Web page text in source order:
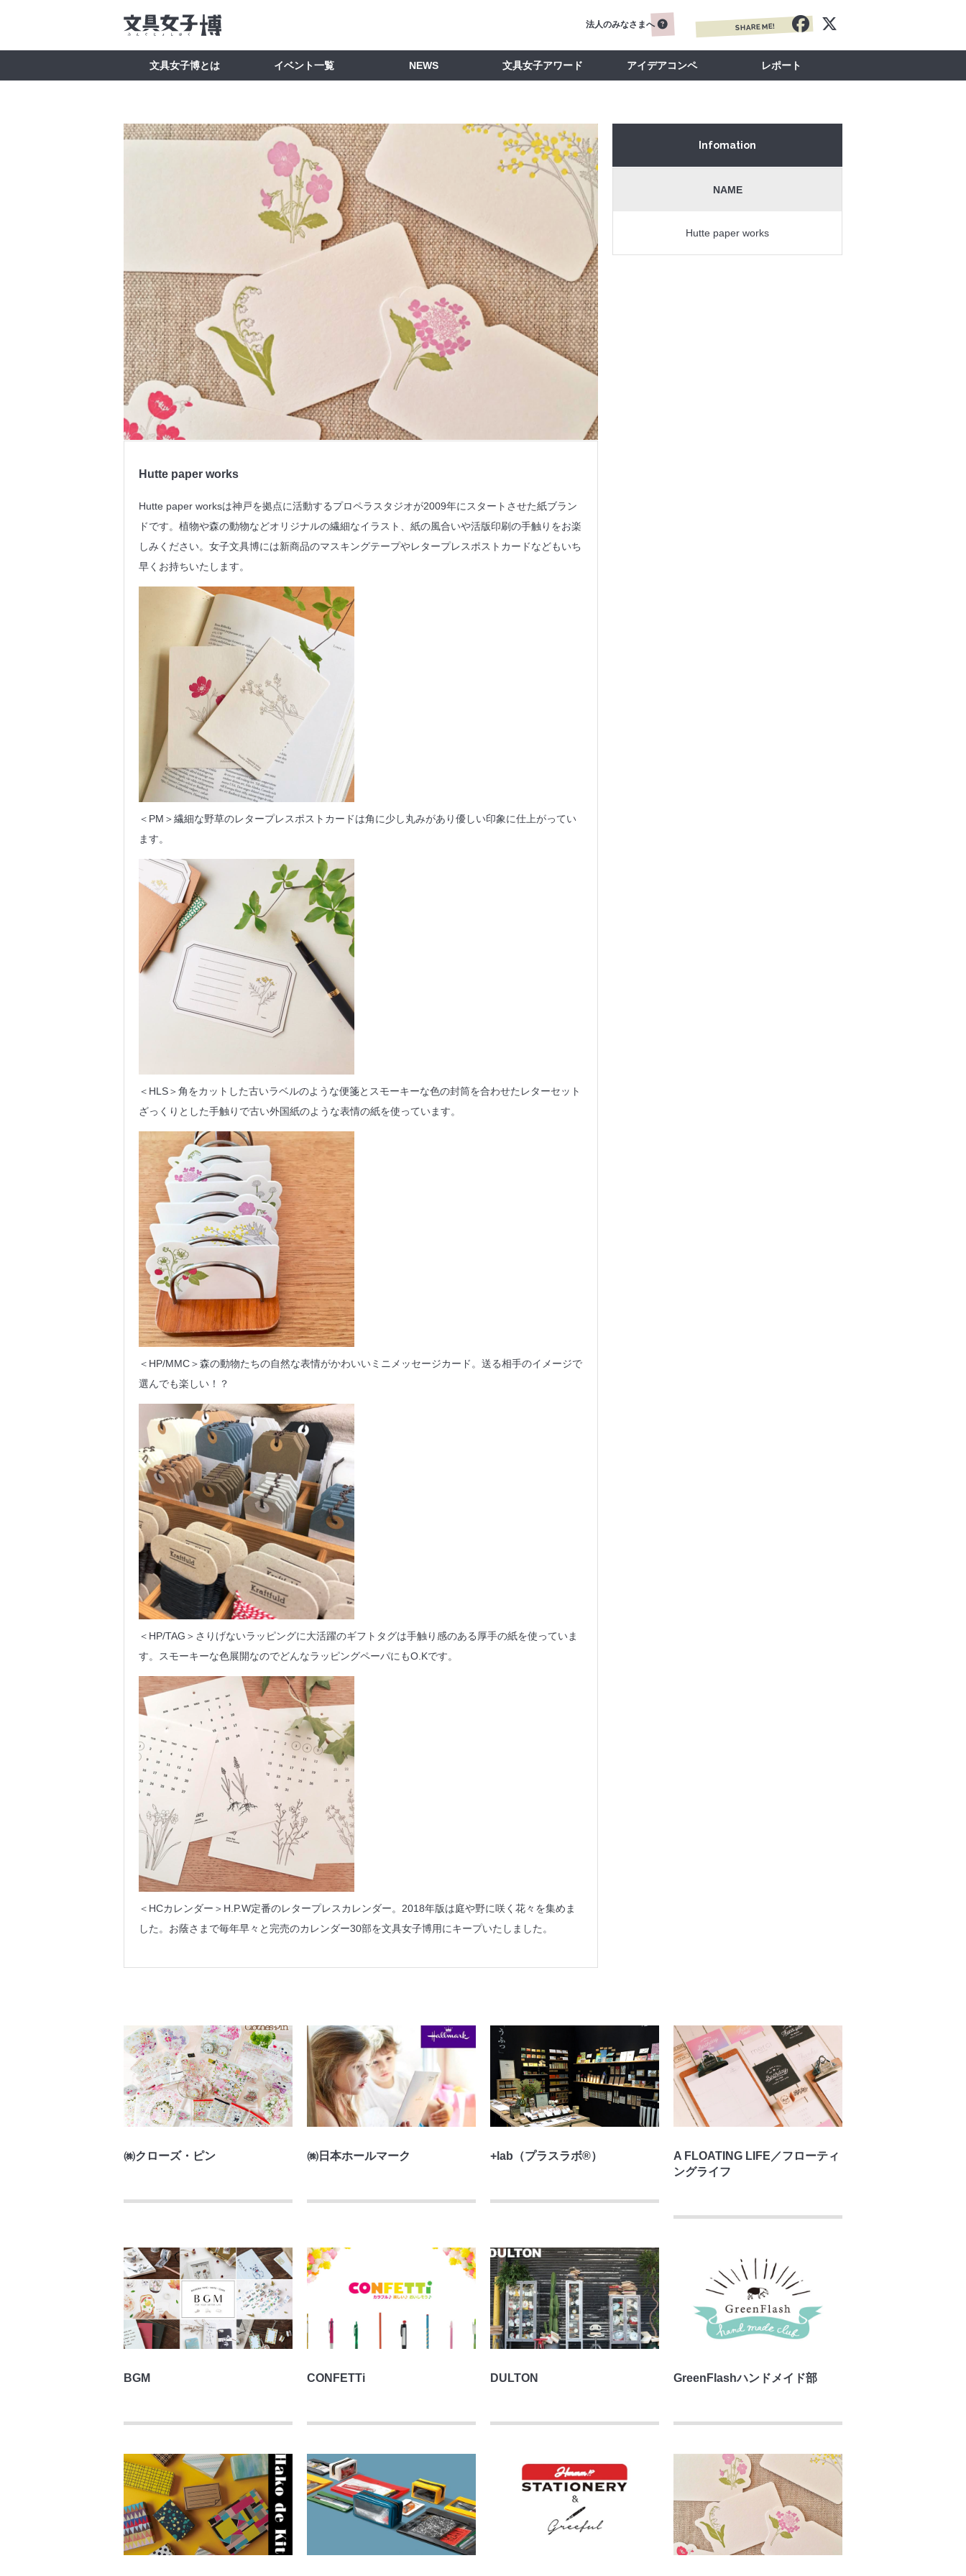
文具女子博とは イベント一覧 NEWS 文具女子アワード アイデアコンペ レポート
法人のみなさまへ SHARE ME!
Hutte paper works
Hutte paper worksは神戸を拠点に活動するプロペラスタジオが2009年にスタートさせた紙ブラン
ドです。植物や森の動物などオリジナルの繊細なイラスト、紙の風合いや活版印刷の手触りをお楽
しみください。女子文具博には新商品のマスキングテープやレタープレスポストカードなどもいち
早くお持ちいたします。
＜PM＞繊細な野草のレタープレスポストカードは角に少し丸みがあり優しい印象に仕上がってい
ます。
＜HLS＞角をカットした古いラベルのような便箋とスモーキーな色の封筒を合わせたレターセット
ざっくりとした手触りで古い外国紙のような表情の紙を使っています。
＜HP/MMC＞森の動物たちの自然な表情がかわいいミニメッセージカード。送る相手のイメージで
選んでも楽しい！？
＜HP/TAG＞さりげないラッピングに大活躍のギフトタグは手触り感のある厚手の紙を使っていま
す。スモーキーな色展開なのでどんなラッピングペーパにもO.Kです。
＜HCカレンダー＞H.P.W定番のレタープレスカレンダー。2018年版は庭や野に咲く花々を集めま
した。お蔭さまで毎年早々と完売のカレンダー30部を文具女子博用にキープいたしました。
Infomation
NAME
Hutte paper works
㈱クローズ・ピン ㈱日本ホールマーク +lab（プラスラボ®）
A FLOATING LIFE／フローティ
ングライフ
BGM CONFETTi DULTON GreenFlashハンドメイド部